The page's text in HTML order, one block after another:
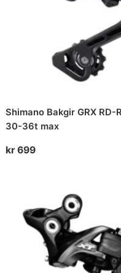
Shimano Bakgir GRX RD-
30-36t max
kr699